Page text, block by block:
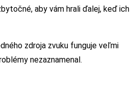
aby vám hrali ďalej, keď ich
zdroja zvuku funguje veľmi
nezaznamenal.